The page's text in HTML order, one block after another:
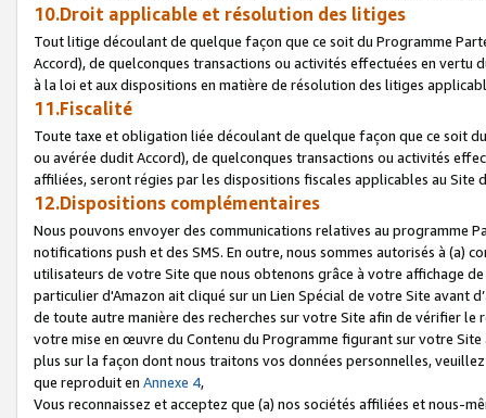
10.Droit applicable et résolution des litiges
Tout litige découlant de quelque façon que ce soit du Programme
Accord), de quelconques transactions ou activités effectuées en vertu
à la loi et aux dispositions en matière de résolution des litiges
11.Fiscalité
Toute taxe et obligation liée découlant de quelque façon que ce soit
ou avérée dudit Accord), de quelconques transactions ou activités
affiliées, seront régies par les dispositions fiscales applicables au Site
12.Dispositions complémentaires
Nous pouvons envoyer des communications relatives au programme
notifications push et des SMS. En outre, nous sommes autorisés à
utilisateurs de votre Site que nous obtenons grâce à votre affichage
particulier d'Amazon ait cliqué sur un Lien Spécial de votre Site avant
de toute autre manière des recherches sur votre Site afin de vérifier
votre mise en œuvre du Contenu du Programme figurant sur votre
plus sur la façon dont nous traitons vos données personnelles,
que reproduit en Annexe 4,
Vous reconnaissez et acceptez que (a) nos sociétés affiliées et nous-